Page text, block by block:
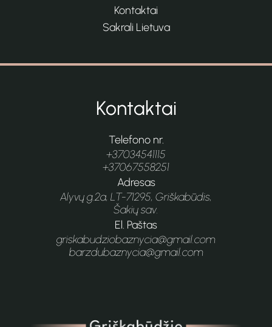
Kontaktai
Sakrali Lietuva
Kontaktai
Telefono nr.
+37034541115
+37067558251
Adresas
Alyvų g.2a, LT-71295, Griškabūdis,
Šakių sav.
El. Paštas
griskabudziobaznycia@gmail.com
barzdubaznycia@gmail.com